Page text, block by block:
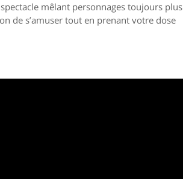
mêlant personnages toujours plus
de s’amuser tout en prenant votre dose